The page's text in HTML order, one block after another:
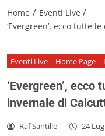
Home / Eventi Live /
‘Evergreen’, ecco tutte
Eventi Live Home Page
‘Evergreen’,
invernale di
Raf Santillo - 24